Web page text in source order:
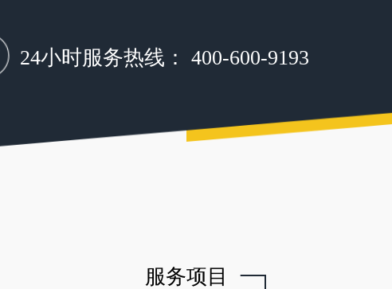
24小时服务热线： 400-600-9193
服务项目